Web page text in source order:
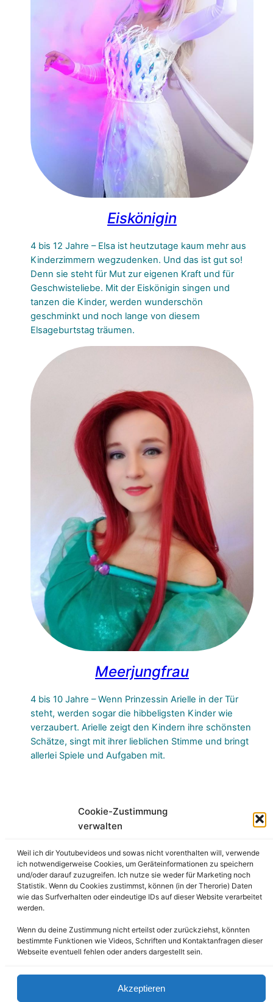
Cookie-Zustimmung
verwalten
Weil ich dir Youtubevideos und sowas nicht vorenthalten will, verwende
ich notwendigerweise Cookies, um Geräteinformationen zu speichern
und/oder darauf zuzugreifen. Ich nutze sie weder für Marketing noch
Statistik. Wenn du Cookies zustimmst, können (in der Therorie) Daten
wie das Surfverhalten oder eindeutige IDs auf dieser Website verarbeitet
werden.
Wenn du deine Zustimmung nicht erteilst oder zurückziehst, könnten
bestimmte Funktionen wie Videos, Schriften und Kontaktanfragen dieser
Webseite eventuell fehlen oder anders dargestellt sein.
Akzeptieren
Eiskönigin
4 bis 12 Jahre – Elsa ist heutzutage kaum mehr aus
Kinderzimmern wegzudenken. Und das ist gut so!
Denn sie steht für Mut zur eigenen Kraft und für
Geschwisteliebe. Mit der Eiskönigin singen und
tanzen die Kinder, werden wunderschön
geschminkt und noch lange von diesem
Elsageburtstag träumen.
Meerjungfrau
4 bis 10 Jahre – Wenn Prinzessin Arielle in der Tür
steht, werden sogar die hibbeligsten Kinder wie
verzaubert. Arielle zeigt den Kindern ihre schönsten
Schätze, singt mit ihrer lieblichen Stimme und bringt
allerlei Spiele und Aufgaben mit.
Backstage
KidsEffekt – Dein Partner für Kinderanimation,
musikalische Bildung und Erzähltheater mit
pädagogischem Mehrwert
ist eine eingetragene Marke.
Alle meine eigenen Werke wie Konzepte, Lieder, Texte,
Videos und Fotos unterliegen dem Urheberrecht